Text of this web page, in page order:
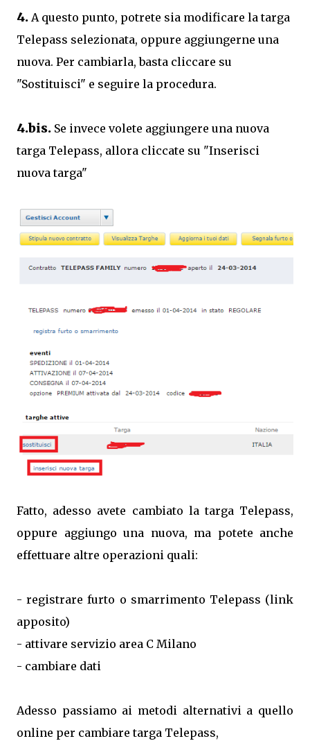
4. A questo punto, potrete sia modificare la targa
Telepass selezionata, oppure aggiungerne una
nuova. Per cambiarla, basta cliccare su
"Sostituisci" e seguire la procedura.
4.bis. Se invece volete aggiungere una nuova
targa Telepass, allora cliccate su "Inserisci
nuova targa"
Fatto, adesso avete cambiato la targa Telepass,
oppure aggiungo una nuova, ma potete anche
effettuare altre operazioni quali:
- registrare furto o smarrimento Telepass (link
apposito)
- attivare servizio area C Milano
- cambiare dati
Adesso passiamo ai metodi alternativi a quello
online per cambiare targa Telepass,